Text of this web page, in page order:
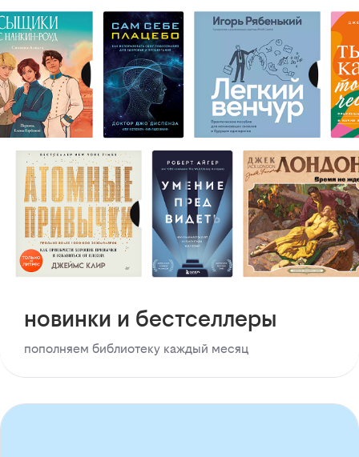
новинки и бестселлеры
пополняем библиотеку каждый месяц